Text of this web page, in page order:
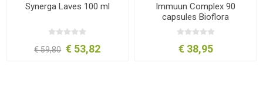
Synerga Laves 100 ml
€ 59,80 € 53,82
Immuun Complex 90
capsules Bioflora
€ 38,95